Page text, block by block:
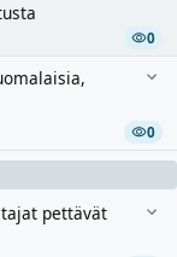
0
0
pettävät